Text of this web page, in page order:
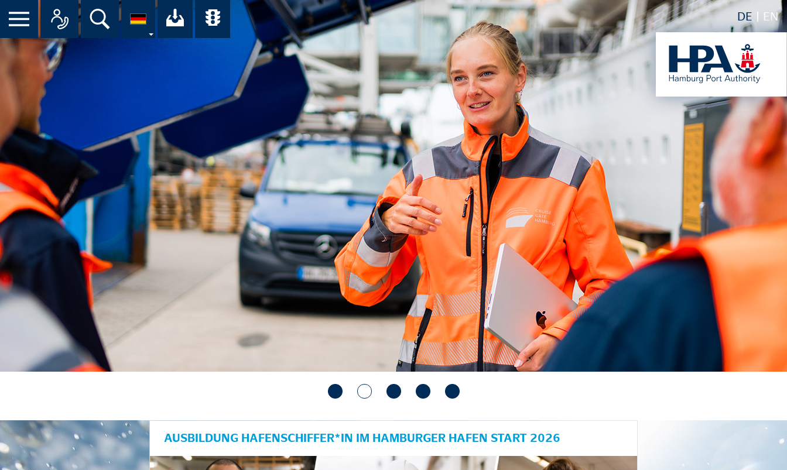
DE EN
Suche Ihr Download-Center der HPA
Übersicht aller Verkehrsmeldungen im Hafen am
AUSBILDUNG HAFENSCHIFFER*IN IM HAMBURGER HAFEN START 2026